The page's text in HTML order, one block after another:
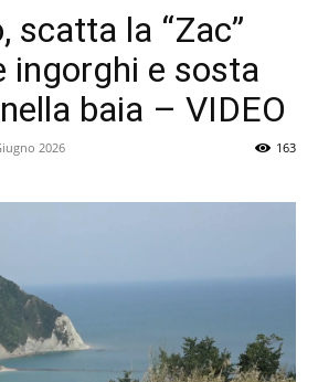
scatta la “Zac”
ingorghi e sosta
baia – VIDEO
2026 163